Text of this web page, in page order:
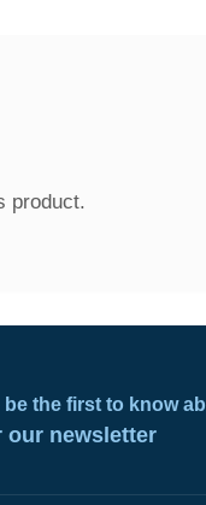
product.
be the first to know
our newsletter